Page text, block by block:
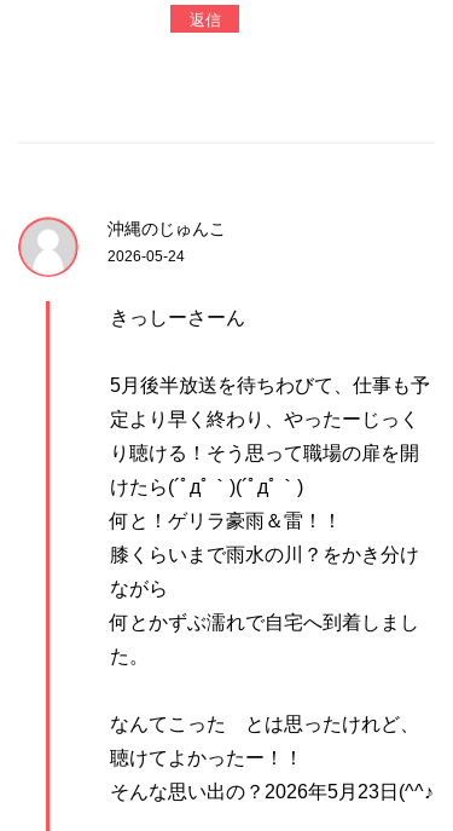
返信
沖縄のじゅんこ
2026-05-24
きっしーさーん
5月後半放送を待ちわびて、仕事も予
定より早く終わり、やったーじっく
り聴ける！そう思って職場の扉を開
けたら(´ﾟдﾟ｀)(´ﾟдﾟ｀)
何と！ゲリラ豪雨＆雷！！
膝くらいまで雨水の川？をかき分け
ながら
何とかずぶ濡れで自宅へ到着しまし
た。
なんてこった とは思ったけれど、
聴けてよかったー！！
そんな思い出の？2026年5月23日(^^♪